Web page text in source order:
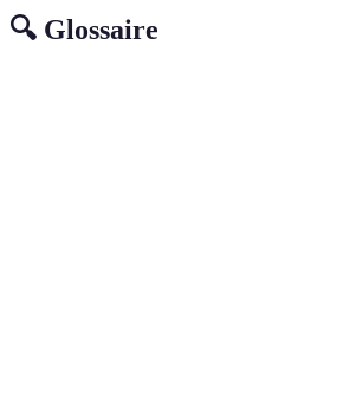
🔍 Glossaire